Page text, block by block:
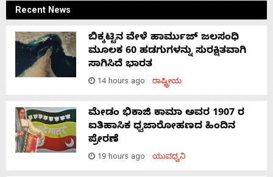
Recent News
ಬಿಕ್ಕಟ್ಟಿನ ವೇಳೆ ಹಾರ್ಮುಜ್ ಜಲಸಂಧಿ
ಮೂಲಕ 60 ಹಡಗುಗಳನ್ನು ಸುರಕ್ಷಿತವಾಗಿ
ಸಾಗಿಸಿದೆ ಭಾರತ
14 hours ago ರಾಷ್ಟ್ರೀಯ
ಮೇಡಂ ಭಿಕಾಜಿ ಕಾಮಾ ಅವರ 1907 ರ
ಐತಿಹಾಸಿಕ ಧ್ವಜಾರೋಹಣದ ಹಿಂದಿನ
ಪ್ರೇರಣೆ
19 hours ago ಯುವಧ್ವನಿ